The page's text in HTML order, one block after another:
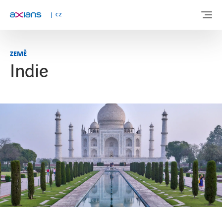
CZ
O AXIANS
ODVĚTVÍ
AKTUALITY
REFERENCE
ZEMĚ
Indie